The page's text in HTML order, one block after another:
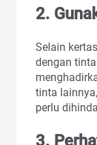
2.
Selain
dengan
tinta
perlu
3.